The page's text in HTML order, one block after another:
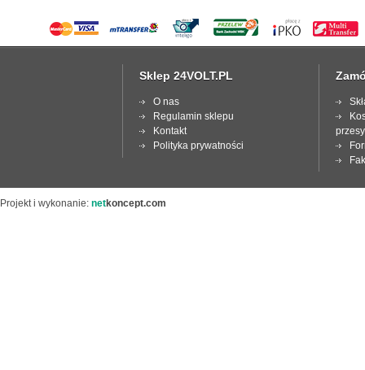
Sklep 24VOLT.PL
O nas
Regulamin sklepu
Kontakt
Polityka prywatności
Projekt i wykonanie: netkoncept.com